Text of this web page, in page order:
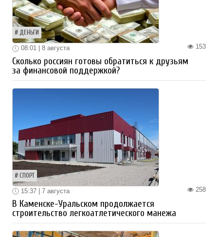
ДЕНЬГИ
153
08:01 | 8 августа
Сколько россиян готовы обратиться к друзьям
за финансовой поддержкой?
СПОРТ
258
15:37 | 7 августа
В Каменске-Уральском продолжается
строительство легкоатлетического манежа